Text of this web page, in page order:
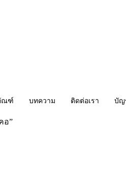
ณฑ์ บทความ ติดต่อเรา บัญ
อ”